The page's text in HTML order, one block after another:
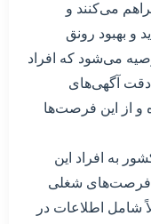
می‌کنند و
و بهبود رونق
می‌شود که افراد
آگهی‌های
و از این فرصت‌ها
به افراد این
فرصت‌های شغلی
شامل اطلاعات در